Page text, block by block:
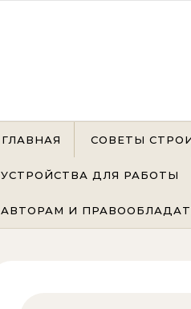
ГЛАВНАЯ СОВЕТЫ
УСТРОЙСТВА ДЛЯ РАБОТЫ
АВТОРАМ И